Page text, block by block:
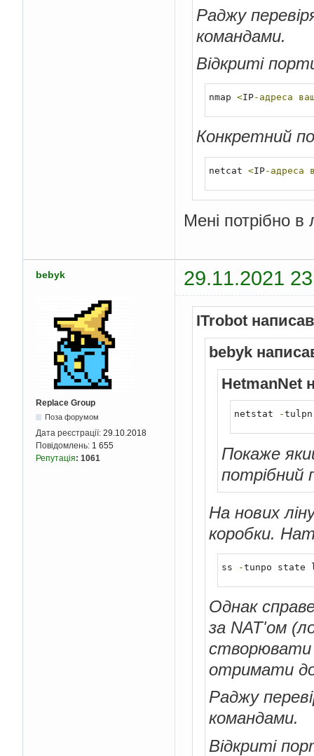
Раджу
командами.
Відкриті
nmap <IP-адреса
Конкретний
netcat <IP-адреса
Мені потрібно в
bebyk 29.11.2021
Replace Group
Поза форумом
Дата реєстрації: 29.10.2018
Повідомлень: 1 655
Репутація: 1061
ITrobot
bebyk
HetmanNet
netstat -tulpn
Покаже
потрібний
На нових
коробки.
ss -tunpo state
Однак
за NAT'ом
створювати
отримати до
Раджу
командами.
Відкриті